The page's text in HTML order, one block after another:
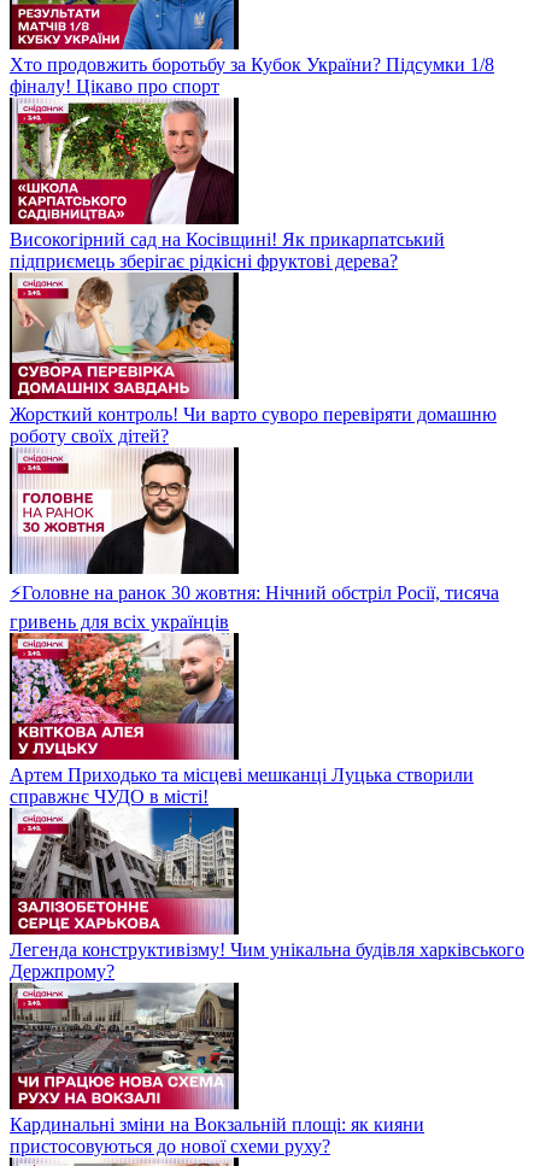
Хто продовжить боротьбу за Кубок України? Підсумки 1/8
фіналу! Цікаво про спорт
Високогірний сад на Косівщині! Як прикарпатський
підприємець зберігає рідкісні фруктові дерева?
Жорсткий контроль! Чи варто суворо перевіряти домашню
роботу своїх дітей?
⚡Головне на ранок 30 жовтня: Нічний обстріл Росії, тисяча
гривень для всіх українців
Артем Приходько та місцеві мешканці Луцька створили
справжнє ЧУДО в місті!
Легенда конструктивізму! Чим унікальна будівля харківського
Держпрому?
Кардинальні зміни на Вокзальній площі: як кияни
пристосовуються до нової схеми руху?